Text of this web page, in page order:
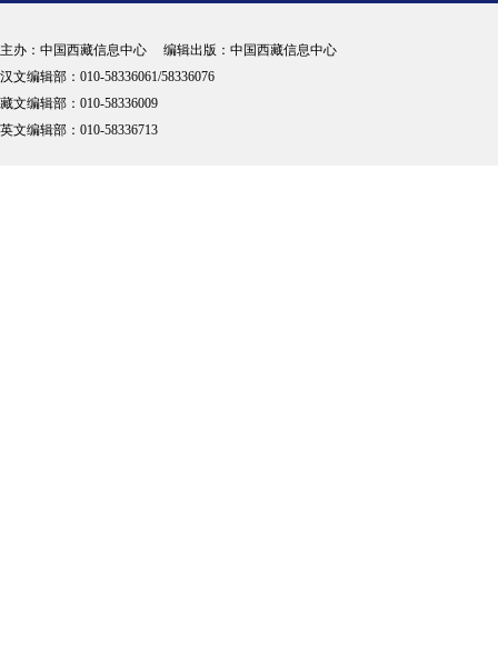
主办：中国西藏信息中心 编辑出版：中国西藏信息中心
汉文编辑部：010-58336061/58336076
藏文编辑部：010-58336009
英文编辑部：010-58336713